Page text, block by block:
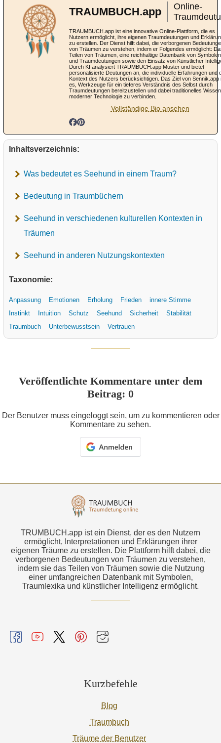
TRAUMBUCH.app
Online-
TRAUMBUCH.app ist eine innovative Online-Plattform, die es
Nutzern ermöglicht, ihre eigenen Traumdeutungen und
zu erstellen. Der Dienst hilft dabei, die verborgenen
von Träumen zu verstehen, indem er Folgendes ermöglicht:
Teilen von Träumen, eine reichhaltige Datenbank von Symbolen
und Traumdeutungen sowie den Einsatz von Künstlicher
Durch KI analysiert TRAUMBUCH.app Muster und bietet
personalisierte Deutungen an, die individuelle Erfahrungen und
Kontext des Nutzers berücksichtigen. Das Ziel von Sennik.app
es, Werkzeuge für ein tieferes Verständnis des Selbst durch
Traumdeutungen bereitzustellen und dabei traditionelles
moderner Technologie zu verbinden.
Vollständige Bio ansehen
Inhaltsverzeichnis:
Was bedeutet es Seehund in einem Traum?
Bedeutung in Traumbüchern
Seehund in verschiedenen kulturellen Kontexten in
Träumen
Seehund in anderen Nutzungskontexten
Taxonomie:
Anpassung Emotionen Erholung Frieden
innere Stimme
Instinkt
Intuition Schutz Seehund Sicherheit
Stabilität
Traumbuch
Unterbewusstsein Vertrauen
Veröffentlichte Kommentare unter dem
Beitrag: 0
Der Benutzer muss eingeloggt sein, um zu kommentieren oder
Kommentare zu sehen.
TRUMBUCH.app ist ein Dienst, der es den Nutzern
ermöglicht, Interpretationen und Erklärungen ihrer
eigenen Träume zu erstellen. Die Plattform hilft dabei, die
verborgenen Bedeutungen von Träumen zu verstehen,
indem sie das Teilen von Träumen sowie die Nutzung
einer umfangreichen Datenbank mit Symbolen,
Traumlexika und künstlicher Intelligenz ermöglicht.
Kurzbefehle
Blog
Traumbuch
Träume der Benutzer